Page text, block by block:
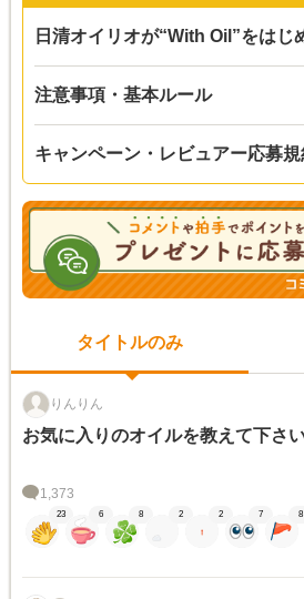
日清オイリオが“With Oil”をはじ
注意事項・基本ルール
キャンペーン・レビュアー応募規
タイトルのみ
りんりん
お気に入りのオイルを教えて下さ
1,373
23 6 8 2 2 7 8